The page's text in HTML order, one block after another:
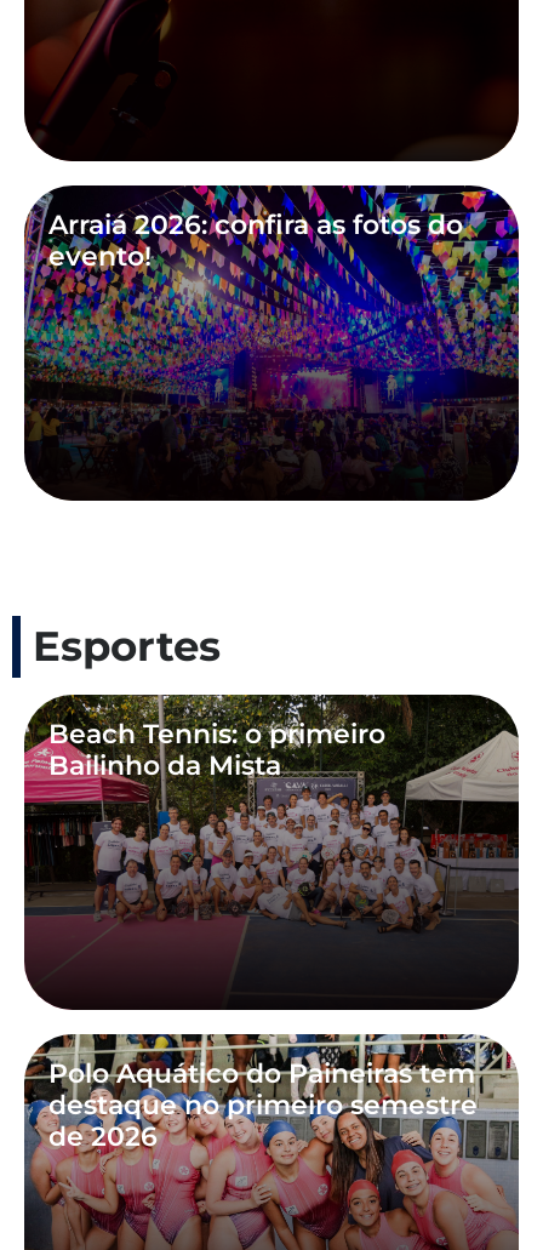
Arraiá 2026: confira as fotos do
evento!
Esportes
Beach Tennis: o primeiro
Bailinho da Mista
Polo Aquático do Paineiras tem
destaque no primeiro semestre
de 2026